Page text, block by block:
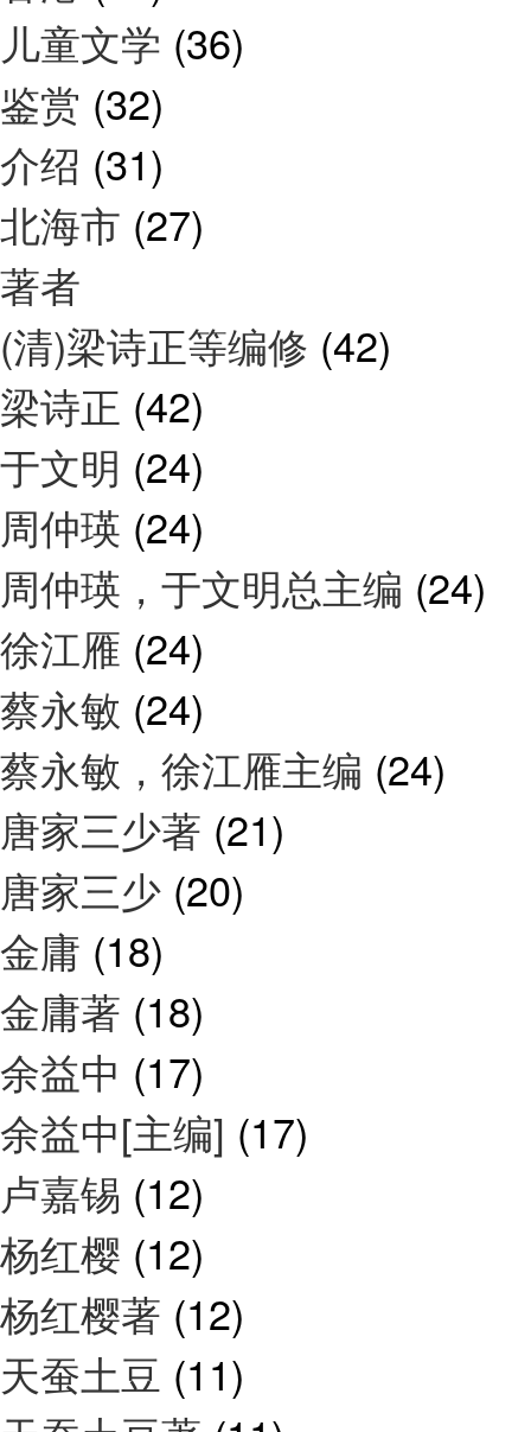
儿童文学 (36)
鉴赏 (32)
介绍 (31)
北海市 (27)
著者
(清)梁诗正等编修 (42)
梁诗正 (42)
于文明 (24)
周仲瑛 (24)
周仲瑛，于文明总主编 (24)
徐江雁 (24)
蔡永敏 (24)
蔡永敏，徐江雁主编 (24)
唐家三少著 (21)
唐家三少 (20)
金庸 (18)
金庸著 (18)
余益中 (17)
余益中[主编] (17)
卢嘉锡 (12)
杨红樱 (12)
杨红樱著 (12)
天蚕土豆 (11)